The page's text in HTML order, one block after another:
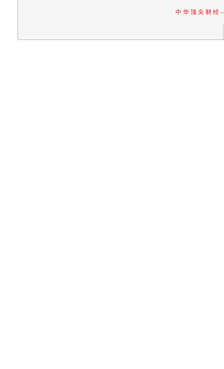
中 华 顶 尖 财 经